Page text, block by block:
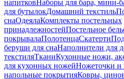
напитковНаборы для бара, мини-
для бутылокДомашний текстиль
снаОдеялаКомплекты постельных
принадлежностейПостельное
покрывалаПолотенцаСкатерти
беруши для снаНаполнители для
текстиляТканиКухонные ножи,
для кухонных ножейНожеточки и
напольные покрытияКовры,